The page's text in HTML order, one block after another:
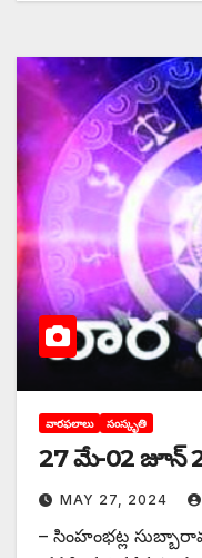
వారఫలాలు సంస్కృతి
27 మే-02 జూన్
MAY 27, 2024
– సింహంభట్ల